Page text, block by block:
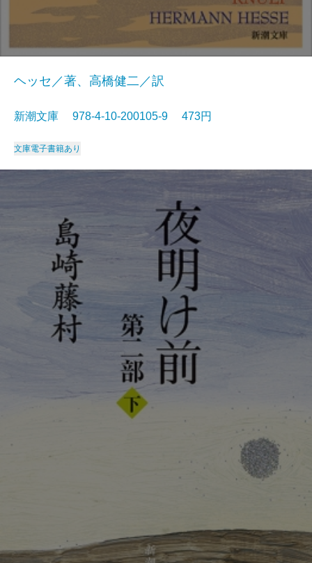
ヘッセ／著、高橋健二／訳
新潮文庫 978-4-10-200105-9 473円
文庫電子書籍あり